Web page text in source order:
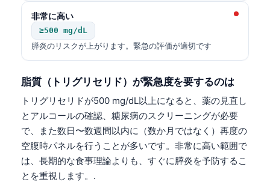
非常に高い
≥500 mg/dL
膵炎のリスクが上がります。緊急の評価が適切です
脂質（トリグリセリド）が緊急度を要するのは
トリグリセリドが500 mg/dL以上になると、薬の見直し
とアルコールの確認、糖尿病のスクリーニングが必要
で、また数日〜数週間以内に（数か月ではなく）再度の
空腹時パネルを行うことが多いです。非常に高い範囲で
は、長期的な食事理論よりも、すぐに膵炎を予防するこ
とを重視します。.